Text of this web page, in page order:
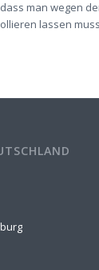
man wegen
lassen